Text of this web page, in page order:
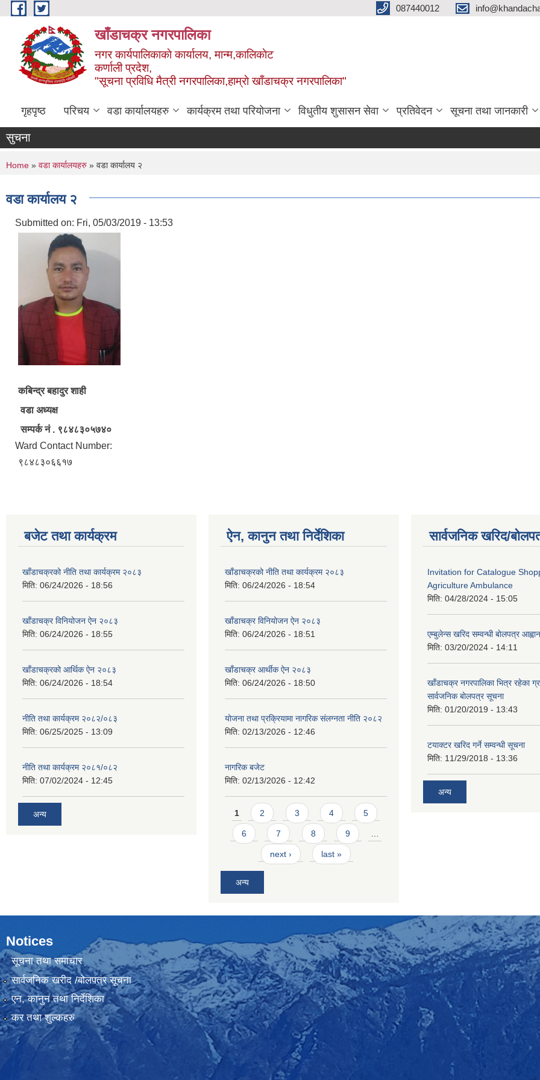
Skip to main content 087440012
खाँडाचक्र नगरपालिका
नगर कार्यपालिकाकाे कार्यालय, मान्म,कालिकाेट
क‍र्णाली प्रदेश,
"सूचना प्रविधि मैत्री नगरपालिका,हाम्राे खाँडाचक्र नगरपालिका"
गृहपृष्ठ परिचय वडा कार्यालयहरु कार्यक्रम तथा परियोजना विधुतीय शुसासन सेवा प्रतिवेदन सूचना तथा जानकारी
सुचना
You are here
Home » वडा कार्यालयहरु » वडा कार्यालय २
वडा कार्यालय २
Submitted on: Fri, 05/03/2019 - 13:53
कबिन्द्र बहादुर शाही
वडा अध्यक्ष
सम्पर्क न‌ं ‍‍. ९८४८३०५७४०
Ward Contact Number:
९८४८३०६६१७
बजेट तथा कार्यक्रम
खाँडाचक्रको नीति तथा कार्यक्रम २०८३
मिति: 06/24/2026 - 18:56
खाँडाचक्र विनियोजन ऐन २०८३
मिति: 06/24/2026 - 18:55
खाँडाचक्रको आर्थिक ऐन २०८३
मिति: 06/24/2026 - 18:54
नीति तथा कार्यक्रम २०८२/०८३
मिति: 06/25/2025 - 13:09
नीति तथा कार्यक्रम २०८१/०८२
मिति: 07/02/2024 - 12:45
अन्य
ऐन, कानुन तथा निर्देशिका
खाँडाचक्रको नीति तथा कार्यक्रम २०८३
मिति: 06/24/2026 - 18:54
खाँडाचक्र विनियोजन ऐन २०८३
मिति: 06/24/2026 - 18:51
खाँडाचक्र आर्थीक ऐन २०८३
मिति: 06/24/2026 - 18:50
योजना तथा प्रक्रियामा नागरिक संलग्नता नीति २०८२
मिति: 02/13/2026 - 12:46
नागरिक बजेट
मिति: 02/13/2026 - 12:42
Pages
1 2 3 4 5
6 7 8 9 …
next › last »
अन्य
सार्वजनिक खरिद/
Invitation for Catalogue
Agriculture Ambulance
मिति: 04/28/2024 - 15:05
एम्बुलेन्स खरिद सम्वन्धी बाेलपत्र
मिति: 03/20/2024 - 14:11
खाँडाचक्र नगरपालिका भित्र रहेका
सार्वजनिक बाेलपत्र सूचना
मिति: 01/20/2019 - 13:43
टयाक्टर खरिद गर्ने सम्वन्धी सूचना
मिति: 11/29/2018 - 13:36
अन्य
Notices
सूचना तथा समाचार
सार्वजनिक खरीद /बोलपत्र सूचना
एन, कानुन तथा निर्देशिका
कर तथा शुल्कहरु